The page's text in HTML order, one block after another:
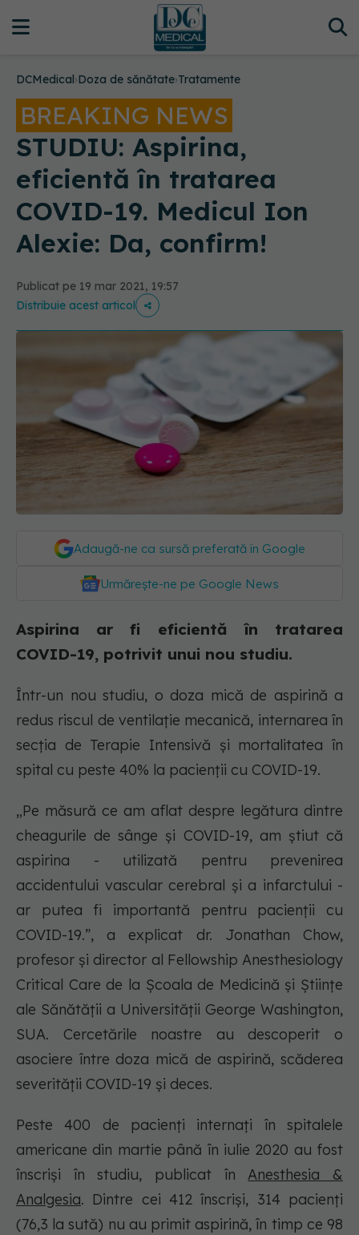
DCMedical›Doza de sănătate›Tratamente
BREAKING NEWS
STUDIU: Aspirina,
eficientă în tratarea
COVID-19. Medicul Ion
Alexie: Da, confirm!
Publicat pe 19 mar 2021, 19:57
Distribuie acest articol
Adaugă-ne ca sursă preferată în Google
Urmărește-ne pe Google News
Aspirina ar fi eficientă în tratarea
COVID-19, potrivit unui nou studiu.
Într-un nou studiu, o doza mică de aspirină a
redus riscul de ventilație mecanică, internarea în
secția de Terapie Intensivă și mortalitatea în
spital cu peste 40% la pacienții cu COVID-19.
„Pe măsură ce am aflat despre legătura dintre
cheagurile de sânge și COVID-19, am știut că
aspirina - utilizată pentru prevenirea
accidentului vascular cerebral și a infarctului -
ar putea fi importantă pentru pacienții cu
COVID-19.”, a explicat dr. Jonathan Chow,
profesor și director al Fellowship Anesthesiology
Critical Care de la Școala de Medicină și Științe
ale Sănătății a Universității George Washington,
SUA. Cercetările noastre au descoperit o
asociere între doza mică de aspirină, scăderea
severității COVID-19 și deces.
Peste 400 de pacienți internați în spitalele
americane din martie până în iulie 2020 au fost
înscriși în studiu, publicat înAnesthesia &
Analgesia. Dintre cei 412 înscriși, 314 pacienți
(76,3 la sută) nu au primit aspirină, în timp ce 98